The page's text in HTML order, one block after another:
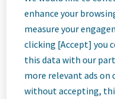
enhance your
measure your
clicking [Accept] you
this data with our
more relevant ads on
without accepting,